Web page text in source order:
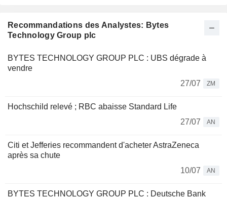
Recommandations des Analystes: Bytes
Technology Group plc
BYTES TECHNOLOGY GROUP PLC : UBS dégrade à
vendre
27/07
ZM
Hochschild relevé ; RBC abaisse Standard Life
27/07
AN
Citi et Jefferies recommandent d'acheter AstraZeneca
après sa chute
10/07
AN
BYTES TECHNOLOGY GROUP PLC : Deutsche Bank